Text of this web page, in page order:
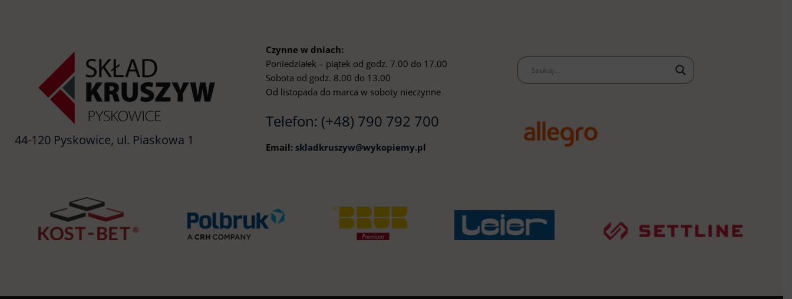
44-120 Pyskowice, ul. Piaskowa 1
Czynne w dniach:
Poniedziałek – piątek od godz. 7.00 do 17.00
Sobota od godz. 8.00 do 13.00
Od listopada do marca w soboty nieczynne
Telefon: (+48) 790 792 700
Email:skladkruszyw@wykopiemy.pl